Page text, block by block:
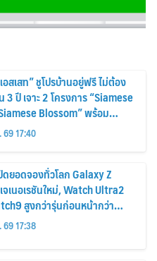
สเสท” ชูโปรบ้านอยู่ฟรี ไม่ต้อง
ปี เจาะ 2 โครงการ “Siamese
Blossom” พร้อม
ะสิทธิพิเศษถึง 31 สิงหาคม
69 17:40
ดยอดจองทั่วโลก Galaxy Z
จเนอเรชันใหม่, Watch Ultra2
สูงกว่ารุ่นก่อนหน้ากว่า
69 17:38